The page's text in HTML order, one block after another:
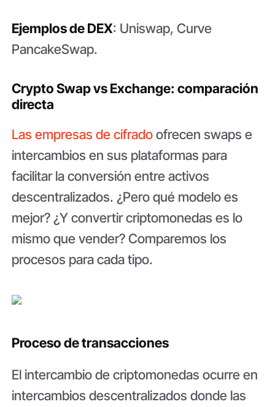
Ejemplos de DEX: Uniswap, Curve
PancakeSwap.
Crypto Swap vs Exchange: comparación
directa
Las empresas de cifradoofrecen swaps e
intercambios en sus plataformas para
facilitar la conversión entre activos
descentralizados. ¿Pero qué modelo es
mejor? ¿Y convertir criptomonedas es lo
mismo que vender? Comparemos los
procesos para cada tipo.
Proceso de transacciones
El intercambio de criptomonedas ocurre en
intercambios descentralizados donde las